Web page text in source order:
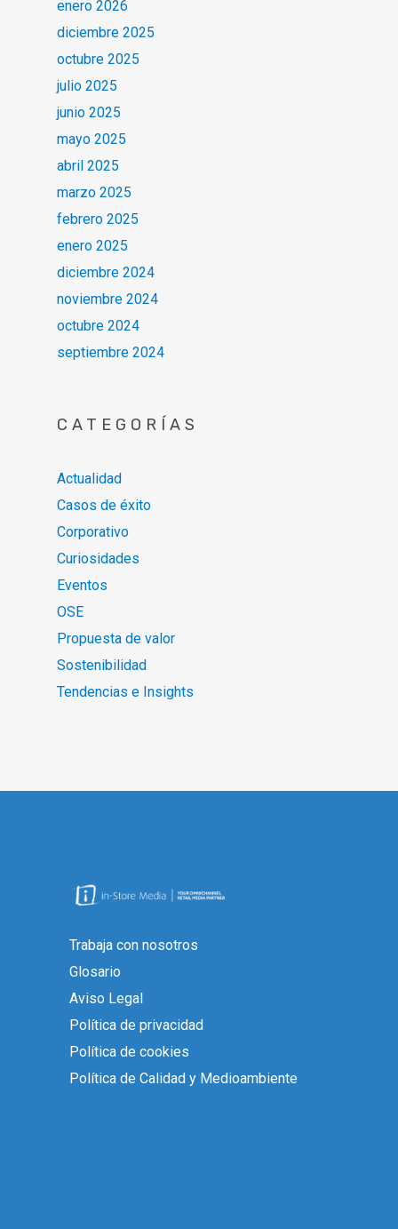
enero 2026
diciembre 2025
octubre 2025
julio 2025
junio 2025
mayo 2025
abril 2025
marzo 2025
febrero 2025
enero 2025
diciembre 2024
noviembre 2024
octubre 2024
septiembre 2024
CATEGORÍAS
Actualidad
Casos de éxito
Corporativo
Curiosidades
Eventos
OSE
Propuesta de valor
Sostenibilidad
Tendencias e Insights
Trabaja con nosotros
Glosario
Aviso Legal
Política de privacidad
Política de cookies
Política de Calidad y Medioambiente